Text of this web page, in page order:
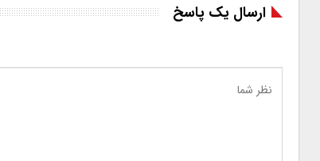
ارسال یک پاسخ